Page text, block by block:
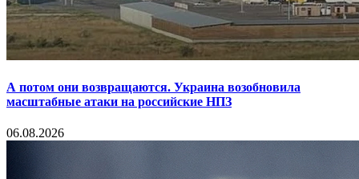
А потом они возвращаются. Украина возобновила
масштабные атаки на российские НПЗ
06.08.2026